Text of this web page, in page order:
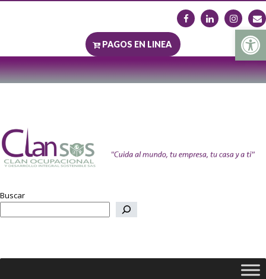
Abrir
PAGOS EN LINEA
Buscar